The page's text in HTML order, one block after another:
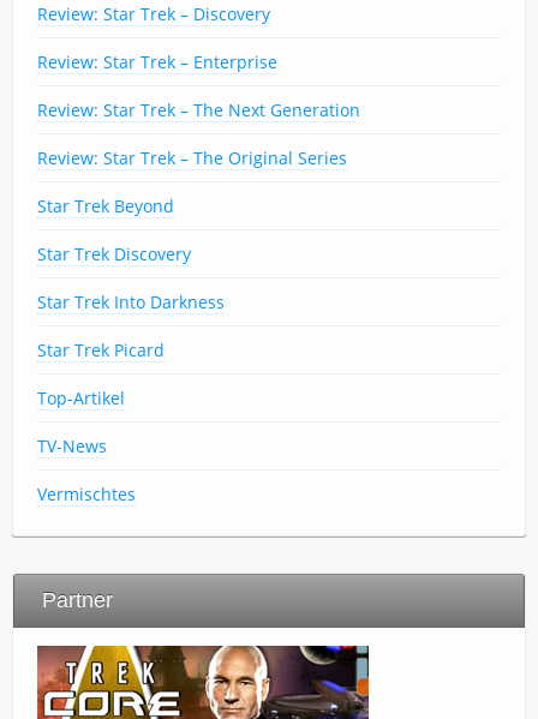
Review: Star Trek – Discovery
Review: Star Trek – Enterprise
Review: Star Trek – The Next Generation
Review: Star Trek – The Original Series
Star Trek Beyond
Star Trek Discovery
Star Trek Into Darkness
Star Trek Picard
Top-Artikel
TV-News
Vermischtes
Partner